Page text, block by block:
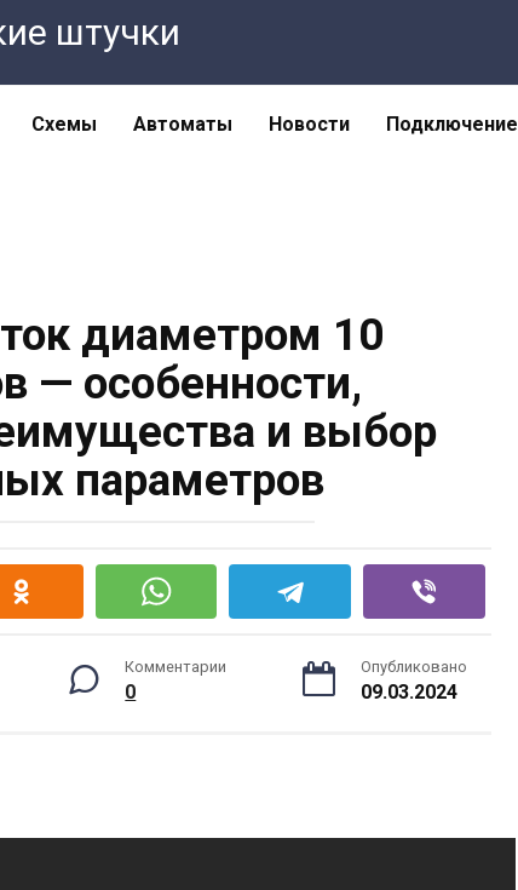
штучки
Схемы Автоматы Новости Подключение
диаметром 10
— особенности,
и выбор
параметров
Комментарии
0
Опубликовано
09.03.2024